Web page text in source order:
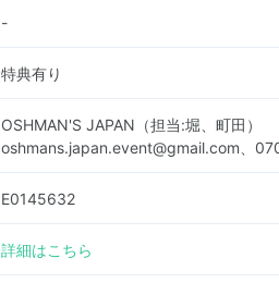
-
特典有り
OSHMAN'S JAPAN（担当:堀、町田）
oshmans.japan.event@gmail.com、
E0145632
詳細はこちら